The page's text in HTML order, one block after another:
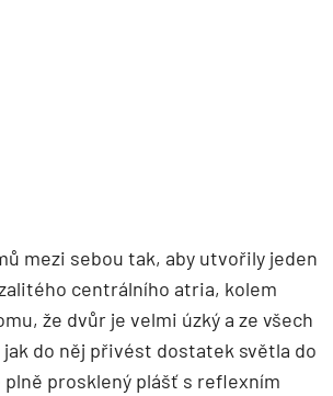
mezi sebou tak, aby utvořily jeden
centrálního atria, kolem
že dvůr je velmi úzký a ze všech
do něj přivést dostatek světla do
prosklený plášť s reflexním